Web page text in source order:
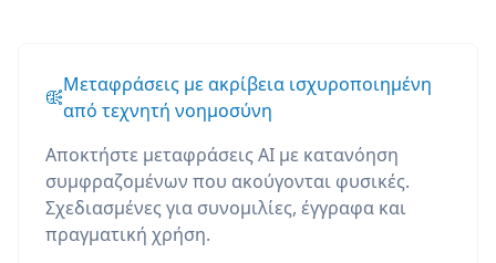
Μεταφράσεις με ακρίβεια ισχυροποιημένη
από τεχνητή νοημοσύνη
Αποκτήστε μεταφράσεις AI με κατανόηση
συμφραζομένων που ακούγονται φυσικές.
Σχεδιασμένες για συνομιλίες, έγγραφα και
πραγματική χρήση.